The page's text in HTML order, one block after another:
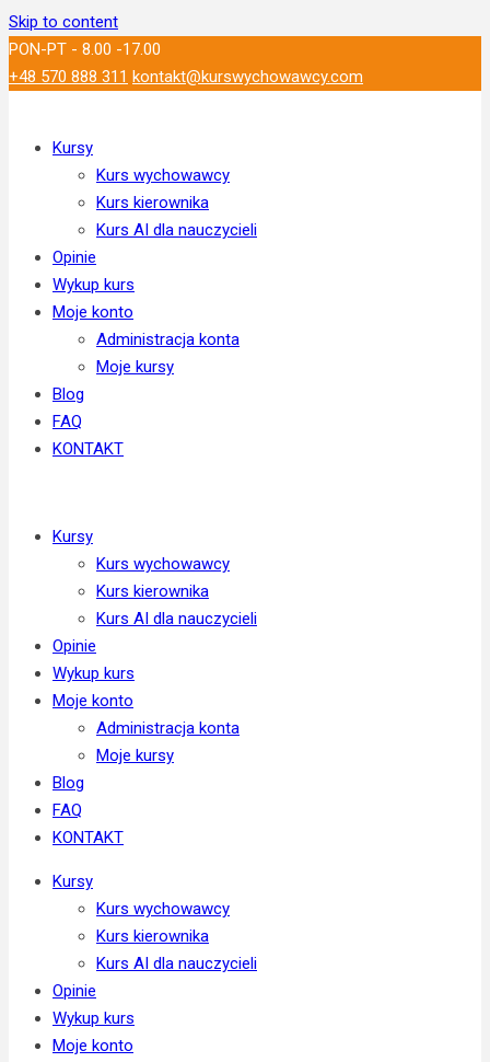
Skip to content
PON-PT - 8.00 -17.00
+48 570 888 311 kontakt@kurswychowawcy.com
Kursy
Kurs wychowawcy
Kurs kierownika
Kurs AI dla nauczycieli
Opinie
Wykup kurs
Moje konto
Administracja konta
Moje kursy
Blog
FAQ
KONTAKT
Kursy
Kurs wychowawcy
Kurs kierownika
Kurs AI dla nauczycieli
Opinie
Wykup kurs
Moje konto
Administracja konta
Moje kursy
Blog
FAQ
KONTAKT
Kursy
Kurs wychowawcy
Kurs kierownika
Kurs AI dla nauczycieli
Opinie
Wykup kurs
Moje konto